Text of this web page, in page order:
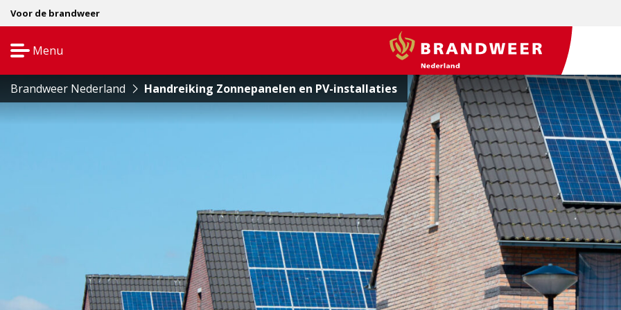
Voor de brandweer
Menu
navigatie
BrandweerNederland.nl
Brandweer Nederland Handreiking Zonnepanelen en PV-installaties